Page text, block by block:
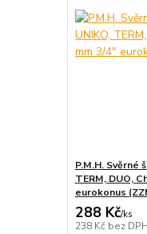
P.M.H. Svěrné
TERM, DUO,
eurokonus
288 Kč/ks
238 Kč bez DPH